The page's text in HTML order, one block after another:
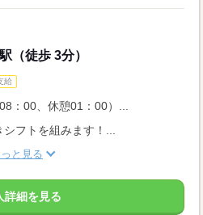
（徒歩 3分）
給
：00、休憩01：00）...
フトを組みます！...
っと見る
詳細を見る